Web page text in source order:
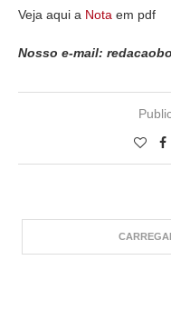
Veja aqui a Nota em pdf
Nosso e-mail: